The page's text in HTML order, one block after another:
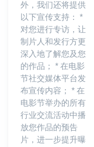
外，我们还将提供
以下宣传支持： *
对您进行专访，让
制片人和发行方更
深入地了解您及您
的作品； * 在电影
节社交媒体平台发
布宣传内容； * 在
电影节举办的所有
行业交流活动中播
放您作品的预告
片，进一步提升曝